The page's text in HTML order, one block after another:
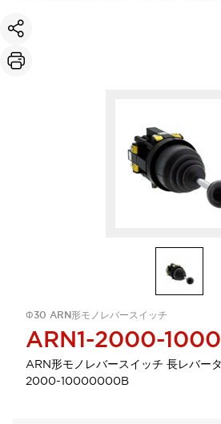
Φ30 ARN形モノレバースイッチ
ARN1-2000-
ARN形モノレバースイッチ 長レバー
2000-10000000B